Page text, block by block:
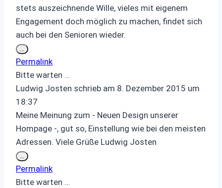
stets auszeichnende Wille, vieles mit eigenem
Engagement doch möglich zu machen, findet sich
auch bei den Senioren wieder.
... Diese
Metabox
ein-/ausblenden.
Permalink
Bitte warten …
Ludwig Josten schrieb am 8. Dezember 2015 um
18:37
Meine Meinung zum - Neuen Design unserer
Hompage -, gut so, Einstellung wie bei den meisten
Adressen. Viele Grüße Ludwig Josten
... Diese
Metabox
ein-/ausblenden.
Permalink
Bitte warten …